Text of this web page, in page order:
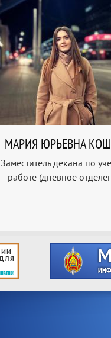
МАРИЯ ЮРЬЕВНА
Заместитель декана по
работе (дневное